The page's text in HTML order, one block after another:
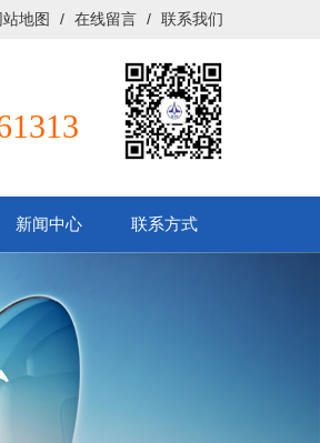
站地图 / 在线留言 / 联系我们
新闻中心 联系方式